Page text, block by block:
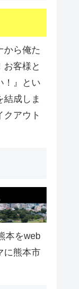
から俺た
お客様と
！』とい
結成しま
クアウト
本をweb
に熊本市